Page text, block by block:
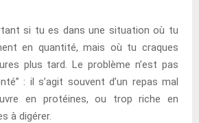
si tu es dans une situation où tu
en quantité, mais où tu craques
plus tard. Le problème n’est pas
: il s’agit souvent d’un repas mal
en protéines, ou trop riche en
à digérer.